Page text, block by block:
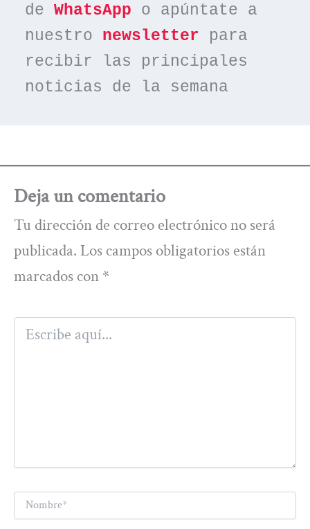
de WhatsApp o apúntate a
nuestro newsletter para
recibir las principales
noticias de la semana
Deja un comentario
Tu dirección de correo electrónico no será
publicada. Los campos obligatorios están
marcados con *
Escribe
aquí...
Nombre*